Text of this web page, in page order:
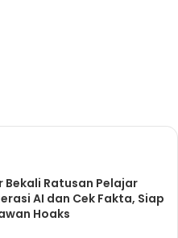
Bekali Ratusan Pelajar
AI dan Cek Fakta, Siap
Hoaks